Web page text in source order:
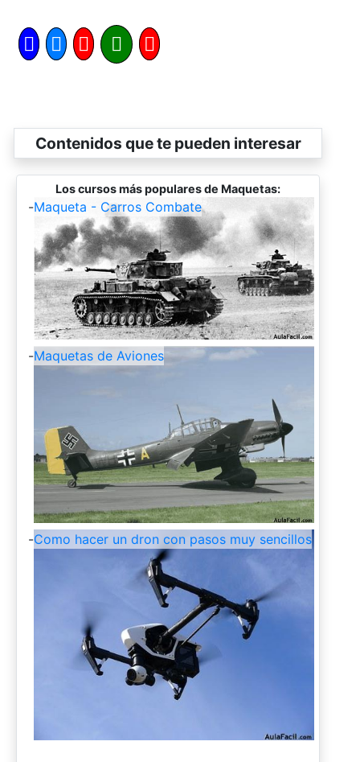
Contenidos que te pueden interesar
Los cursos más populares de Maquetas:
-Maqueta - Carros Combate
-Maquetas de Aviones
-Como hacer un dron con pasos muy sencillos